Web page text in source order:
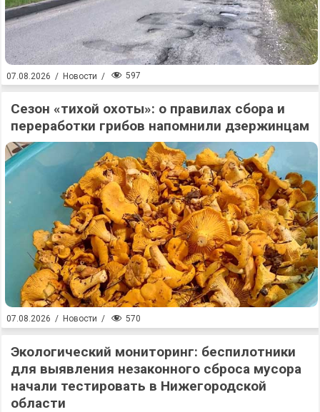
07.08.2026 / Новости / 597
Сезон «тихой охоты»: о правилах сбора и
переработки грибов напомнили дзержинцам
07.08.2026 / Новости / 570
Экологический мониторинг: беспилотники
для выявления незаконного сброса мусора
начали тестировать в Нижегородской
области